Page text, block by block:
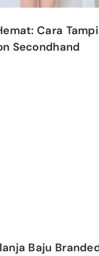
Cara
Secondhand
Baju